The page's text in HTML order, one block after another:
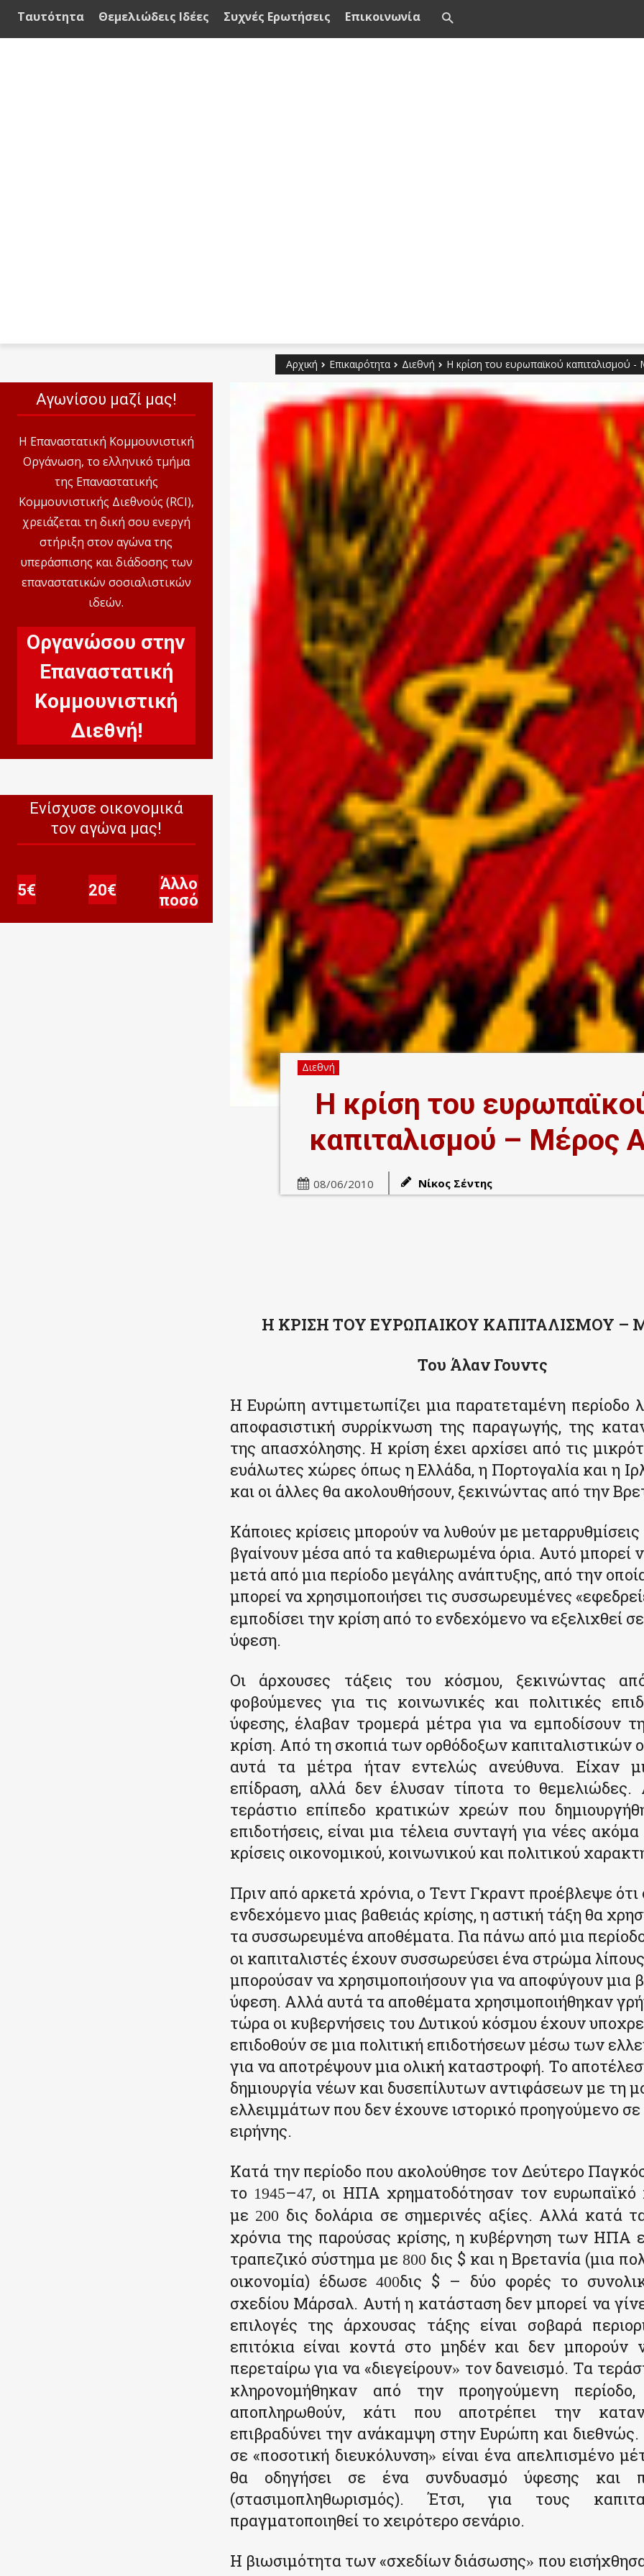
Ταυτότητα Θεμελιώδεις Ιδέες Συχνές Ερωτήσεις Επικοινωνία
Αρχική Επικαιρότητα Διεθνή Η κρίση του ευρωπαϊκού καπιταλισμού -
Αγωνίσου μαζί μας!
Η Επαναστατική Κομμουνιστική
Οργάνωση, το ελληνικό τμήμα
της Επαναστατικής
Κομμουνιστικής Διεθνούς (RCI),
χρειάζεται τη δική σου ενεργή
στήριξη στον αγώνα της
υπεράσπισης και διάδοσης των
επαναστατικών σοσιαλιστικών
ιδεών.
Οργανώσου στην
Επαναστατική
Κομμουνιστική
Διεθνή!
Ενίσχυσε οικονομικά
τον αγώνα μας!
5€ 20€
Άλλο
ποσό
Διεθνή
Η κρίση του
καπιταλισμού – Μέρος
08/06/2010 Νίκος Σέντης
Η ΚΡΙΣΗ ΤΟΥ ΕΥΡΩΠΑΙΚΟΥ ΚΑΠΙΤΑΛΙΣΜΟΥ –
Του Άλαν Γουντς
Η Ευρώπη αντιμετωπίζει μια παρατεταμένη περίοδο
αποφασιστική συρρίκνωση της παραγωγής, της
της απασχόλησης. Η κρίση έχει αρχίσει από τις
ευάλωτες χώρες όπως η Ελλάδα, η Πορτογαλία και η
και οι άλλες θα ακολουθήσουν, ξεκινώντας από την
Κάποιες κρίσεις μπορούν να λυθούν με
βγαίνουν μέσα από τα καθιερωμένα όρια. Αυτό μπορεί
μετά από μια περίοδο μεγάλης ανάπτυξης, από την
μπορεί να χρησιμοποιήσει τις συσσωρευμένες
εμποδίσει την κρίση από το ενδεχόμενο να εξελιχθεί
ύφεση.
Οι άρχουσες τάξεις του κόσμου, ξεκινώντας
φοβούμενες για τις κοινωνικές και πολιτικές
ύφεσης, έλαβαν τρομερά μέτρα για να εμποδίσουν
κρίση. Από τη σκοπιά των ορθόδοξων καπιταλιστικών
αυτά τα μέτρα ήταν εντελώς ανεύθυνα. Είχαν
επίδραση, αλλά δεν έλυσαν τίποτα το θεμελιώδες.
τεράστιο επίπεδο κρατικών χρεών που
επιδοτήσεις, είναι μια τέλεια συνταγή για νέες
κρίσεις οικονομικού, κοινωνικού και πολιτικού
Πριν από αρκετά χρόνια, ο Τεντ Γκραντ προέβλεψε ότι
ενδεχόμενο μιας βαθειάς κρίσης, η αστική τάξη θα
τα συσσωρευμένα αποθέματα. Για πάνω από μια
οι καπιταλιστές έχουν συσσωρεύσει ένα στρώμα
μπορούσαν να χρησιμοποιήσουν για να αποφύγουν μια
ύφεση. Αλλά αυτά τα αποθέματα χρησιμοποιήθηκαν
τώρα οι κυβερνήσεις του Δυτικού κόσμου έχουν
επιδοθούν σε μια πολιτική επιδοτήσεων μέσω των
για να αποτρέψουν μια ολική καταστροφή. Το
δημιουργία νέων και δυσεπίλυτων αντιφάσεων με τη
ελλειμμάτων που δεν έχουνε ιστορικό προηγούμενο σε
ειρήνης.
Κατά την περίοδο που ακολούθησε τον Δεύτερο
το 1945–47, οι ΗΠΑ χρηματοδότησαν τον ευρωπαϊκό
με 200 δις δολάρια σε σημερινές αξίες. Αλλά κατά
χρόνια της παρούσας κρίσης, η κυβέρνηση των ΗΠΑ
τραπεζικό σύστημα με 800δις $ και η Βρετανία (μια
οικονομία) έδωσε400δις $ – δύο φορές το
σχεδίου Μάρσαλ. Αυτή η κατάσταση δεν μπορεί να
επιλογές της άρχουσας τάξης είναι σοβαρά
επιτόκια είναι κοντά στο μηδέν και δεν μπορούν
περεταίρω για να «διεγείρουν» τον δανεισμό. Τα
κληρονομήθηκαν από την προηγούμενη
αποπληρωθούν, κάτι που αποτρέπει την
επιβραδύνει την ανάκαμψη στην Ευρώπη και
σε «ποσοτική διευκόλυνση» είναι ένα απελπισμένο
θα οδηγήσει σε ένα συνδυασμό ύφεσης και
(στασιμοπληθωρισμός). Έτσι, για τους
πραγματοποιηθεί το χειρότερο σενάριο.
Η βιωσιμότητα των «σχεδίων διάσωσης» που